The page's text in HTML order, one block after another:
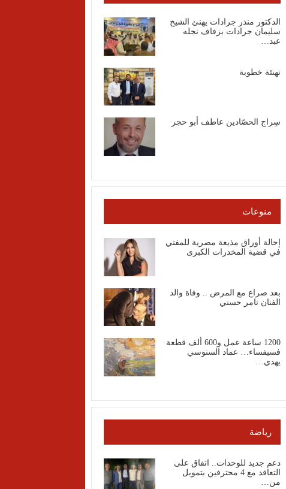
الدكتور منذر جرادات يهنئ الشيخ
سليمان جرادات بزفاف نجله
عبد…
تهنئة خطوبة
سِراج الحصّادين عاطف أبو حجر
منوعات
إحالة أوراق مذيعة مصرية للمفتي
في قضية المخدرات الكبرى
بعد صراع مع المرض .. وفاة والد
الفنان تامر حسني
1200 ساعة عمل و600 ألف قطعة
فسيفساء… عماد السنوسي
يهدي…
رياضة
دعم جديد للوحدات.. اتفاق على
التعاقد مع 4 محترفين بتمويل
من…